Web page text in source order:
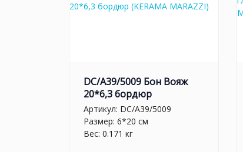
DC/A39/5009 Бон Вояж
20*6,3 бордюр
Артикул: DC/A39/5009
Размер: 6*20 см
Вес: 0.171 кг